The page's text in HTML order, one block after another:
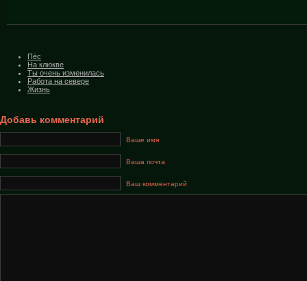
Пёс
На клюкве
Ты очень изменилась
Работа на севере
Жизнь
Добавь комментарий
Ваше имя
Ваша почта
Ваш комментарий